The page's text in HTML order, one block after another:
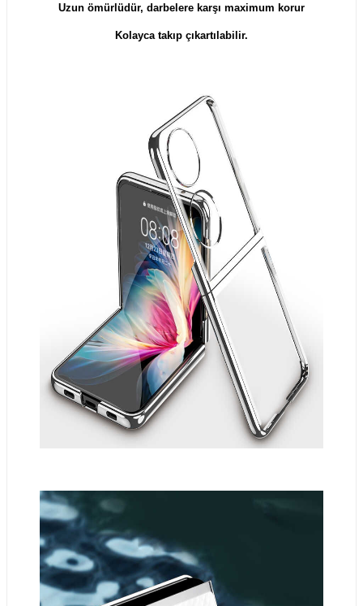
Uzun ömürlüdür, darbelere karşı maximum korur
Kolayca takıp çıkartılabilir.